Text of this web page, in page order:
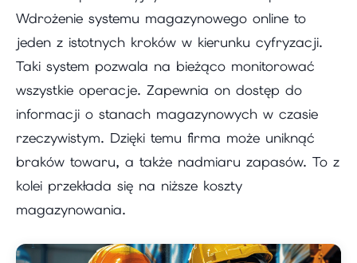
Wdrożenie systemu magazynowego online to
jeden z istotnych kroków w kierunku cyfryzacji.
Taki system pozwala na bieżąco monitorować
wszystkie operacje. Zapewnia on dostęp do
informacji o stanach magazynowych w czasie
rzeczywistym. Dzięki temu firma może uniknąć
braków towaru, a także nadmiaru zapasów. To z
kolei przekłada się na niższe koszty
magazynowania.